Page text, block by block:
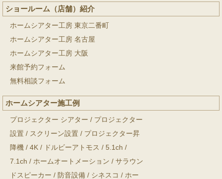
ショールーム（店舗）紹介
ホームシアター工房 東京二番町
ホームシアター工房 名古屋
ホームシアター工房 大阪
来館予約フォーム
無料相談フォーム
ホームシアター施工例
プロジェクター シアター / プロジェクター
設置 / スクリーン設置 / プロジェクター昇
降機 / 4K / ドルビーアトモス / 5.1ch /
7.1ch / ホームオートメーション / サラウン
ドスピーカー / 防音設備 / シネスコ / ホー